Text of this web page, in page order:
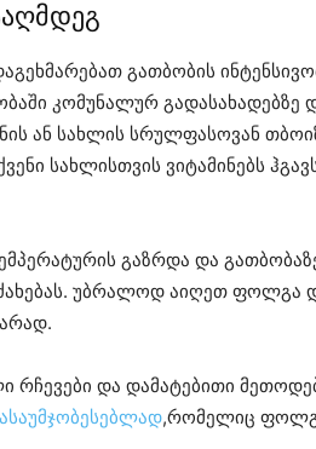
გათბობის
კომუნალურ გადასახადებზე
ან სახლის სრულფასოვან
სახლისთვის ვიტამინებს
გაზრდა და
უბრალოდ აიღეთ ფოლგა
რჩევები და დამატებითი
,რომელიც